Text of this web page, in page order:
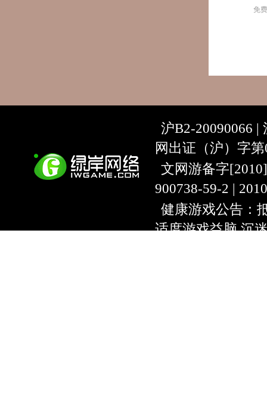
免
沪B2-20090066 |
网出证（沪）字
文网游备字
900738-59-2 |
健康游戏公告：
适度游戏益脑 沉